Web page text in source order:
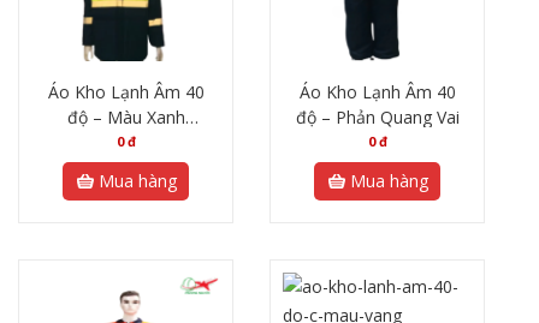
Áo Kho Lạnh Âm 40
độ – Màu Xanh
Neon Phối Phản
Quang
0đ
Mua hàng
Áo Kho Lạnh Âm 40
độ – Phản Quang Vai
0đ
Mua hàng